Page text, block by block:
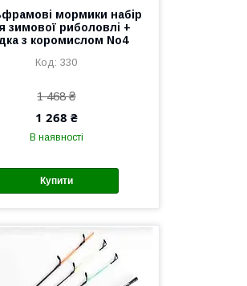
мормики набір
зимової риболовлі +
з коромислом No4
330
1 468 ₴
1 268 ₴
В наявності
Купити